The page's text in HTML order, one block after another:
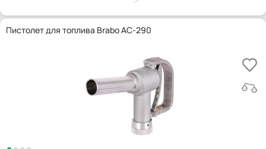
Пистолет для топлива Brabo AC-290